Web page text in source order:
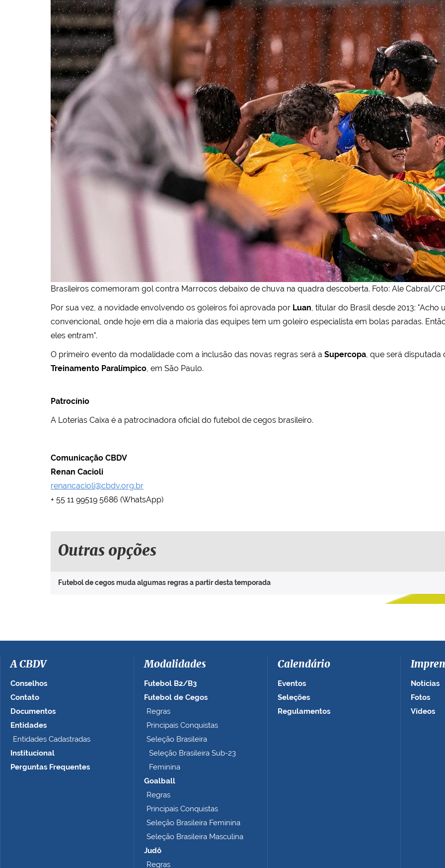
Brasileiros comemoram gol contra Marrocos debaixo de chuva na quadra descoberta. Foto: Ale Cabral/
Por sua vez, a novidade envolvendo os goleiros foi aprovada por Luan, titular do Brasil desde 2013:
convencional, onde hoje em dia a maioria das equipes tem um goleiro especialista em bolas paradas.
eles entram".
O primeiro evento da modalidade com a inclusão das novas regras será a Supercopa, que será disputada
Treinamento Paralímpico, em São Paulo.
Patrocínio
A Loterias Caixa é a patrocinadora oficial do futebol de cegos brasileiro.
Comunicação CBDV
Renan Cacioli
renancacioli@cbdv.org.br
+ 55 11 99519 5686 (WhatsApp)
Outras opções
Futebol de cegos muda algumas regras a partir desta temporada
A CBDV
Conselhos
Contato
Documentos
Entidades
Entidades Cadastradas
Institucional
Perguntas Frequentes
Modalidades
Futebol B2/B3
Futebol de Cegos
Regras
Principais Conquistas
Seleção Brasileira
Seleção Brasileira Sub-23
Feminina
Goalball
Regras
Principais Conquistas
Seleção Brasileira Feminina
Seleção Brasileira Masculina
Judô
Regras
Calendário
Eventos
Seleções
Regulamentos
Notícias
Fotos
Vídeos